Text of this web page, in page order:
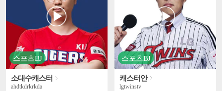
스포츠BJ
소대수캐스터
ahdtkdrkrkda
스포츠BJ
캐스터안
lgtwinstv